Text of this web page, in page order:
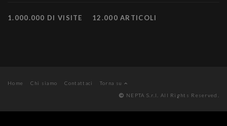
1.000.000 DI VISITE 12.000 ARTICOLI
Home Chi siamo Contattaci
Torna su
NEPTA S.r.l. All Rights Reserved.